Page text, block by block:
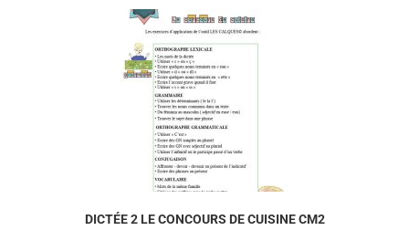
DICTÉE 2 LE CONCOURS DE CUISINE CM2